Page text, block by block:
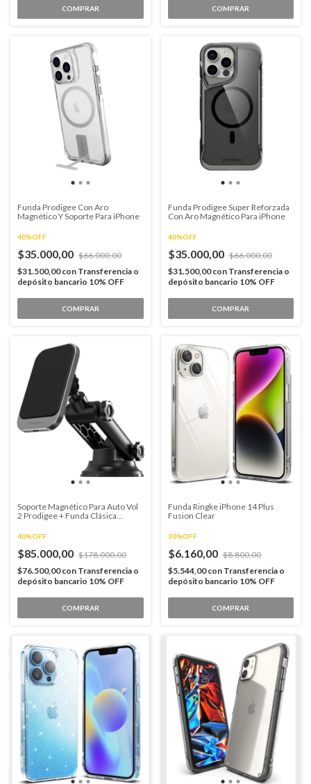
COMPRAR COMPRAR
Funda Prodigee Con Aro
Magnético Y Soporte Para iPhone
40%OFF
$35.000,00 $66.000,00
$31.500,00con Transferencia o
depósito bancario 10% OFF
COMPRAR
Funda Prodigee Super Reforzada
Con Aro Magnético Para iPhone
40%OFF
$35.000,00 $66.000,00
$31.500,00con Transferencia o
depósito bancario 10% OFF
COMPRAR
Soporte Magnético Para Auto Vol
2 Prodigee + Funda Clásica
40%OFF
$85.000,00 $178.000,00
$76.500,00con Transferencia o
depósito bancario 10% OFF
COMPRAR
Funda Ringke iPhone 14 Plus
Fusion Clear
30%OFF
$6.160,00 $8.800,00
$5.544,00con Transferencia o
depósito bancario 10% OFF
COMPRAR